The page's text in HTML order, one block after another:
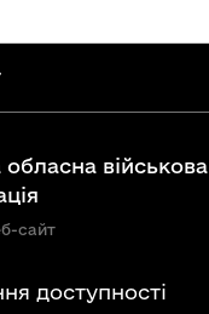
обласна військова
сайт
доступності